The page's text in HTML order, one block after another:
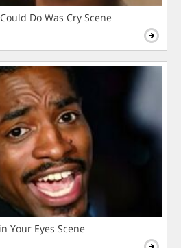
Do Was Cry Scene
Your Eyes Scene